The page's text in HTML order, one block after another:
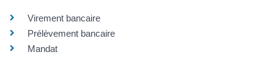
Virement bancaire
Prélèvement bancaire
Mandat